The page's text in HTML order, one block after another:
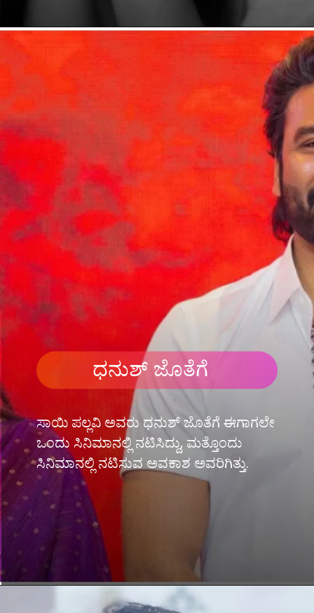
ಸಾಯಿ ಪಲ್ಲವಿ ಅವರು ಧನುಶ್ ಜೊತೆಗೆ ಈಗಾಗಲೇ
ಒಂದು ಸಿನಿಮಾನಲ್ಲಿ ನಟಿಸಿದ್ದು, ಮತ್ತೊಂದು
ಸಿನಿಮಾನಲ್ಲಿ ನಟಿಸುವ ಅವಕಾಶ ಅವರಿಗಿತ್ತು.
ಧನುಶ್ ಜೊತೆಗೆ